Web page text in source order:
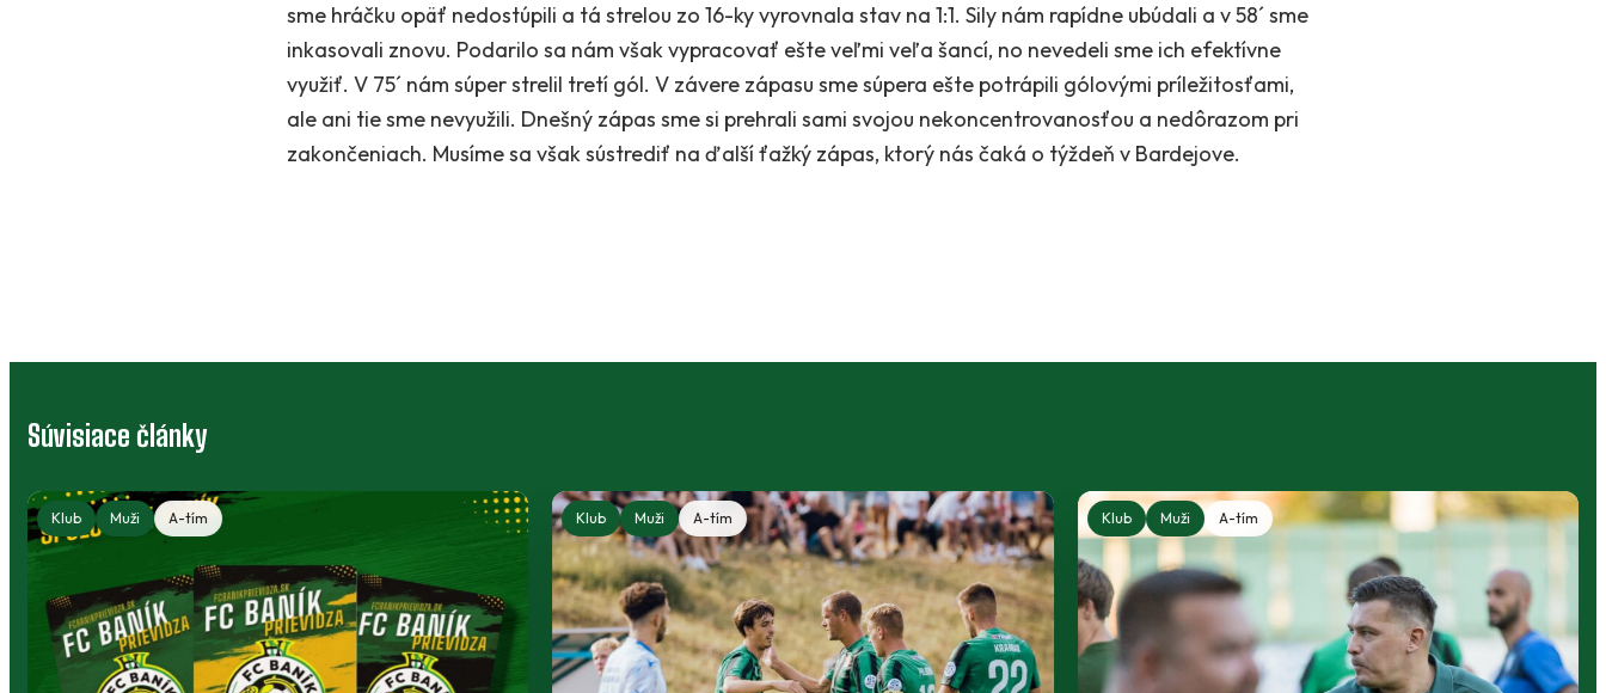
sme hráčku opäť nedostúpili a tá strelou zo 16-ky vyrovnala stav na 1:1. Sily nám rapídne ubúdali a v 58´ sme
inkasovali znovu. Podarilo sa nám však vypracovať ešte veľmi veľa šancí, no nevedeli sme ich efektívne
využiť. V 75´ nám súper strelil tretí gól. V závere zápasu sme súpera ešte potrápili gólovými príležitosťami,
ale ani tie sme nevyužili. Dnešný zápas sme si prehrali sami svojou nekoncentrovanosťou a nedôrazom pri
zakončeniach. Musíme sa však sústrediť na ďalší ťažký zápas, ktorý nás čaká o týždeň v Bardejove.
Súvisiace články
Klubový bazár: výstroj, ktorá môže
poslúžiť ďalej
Deti rastú, no športové oblečenie a vybavenie
môžu dobre poslúžiť niekomu ďalšiemu.
Klub Muži A-tím Klub Muži A-tím